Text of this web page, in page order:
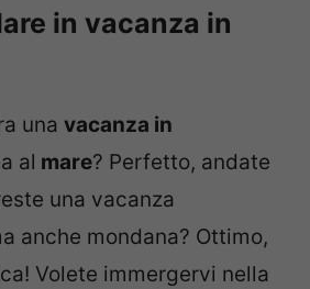
in vacanza in
una vacanza in
al mare? Perfetto, andate
una vacanza
anche mondana? Ottimo,
Volete immergervi nella